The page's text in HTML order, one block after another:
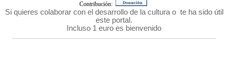
Contribución:
Si quieres colaborar con el desarrollo de la cultura o te ha sido útil
este portal.
Incluso 1 euro es bienvenido